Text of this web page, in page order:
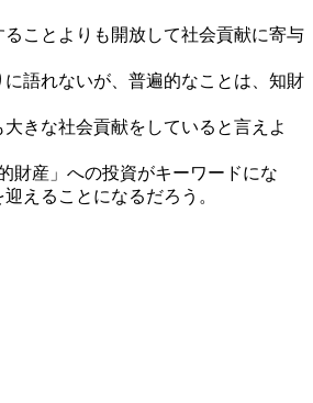
ことよりも開放して社会貢献に寄与
語れないが、普遍的なことは、知財
きな社会貢献をしていると言えよ
財産」への投資がキーワードにな
えることになるだろう。